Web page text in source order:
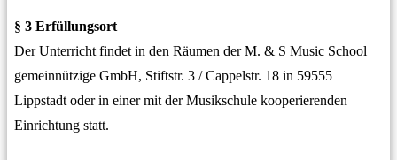
§ 3 Erfüllungsort
Der Unterricht findet in den Räumen der M. & S Music School
gemeinnützige GmbH, Stiftstr. 3 / Cappelstr. 18 in 59555
Lippstadt oder in einer mit der Musikschule kooperierenden
Einrichtung statt.